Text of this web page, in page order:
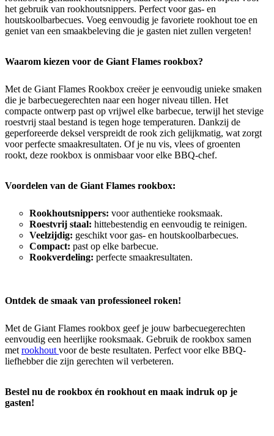
het gebruik van rookhoutsnippers. Perfect voor gas- en
houtskoolbarbecues. Voeg eenvoudig je favoriete rookhout toe en
geniet van een smaakbeleving die je gasten niet zullen vergeten!
Waarom kiezen voor de Giant Flames rookbox?
Met de Giant Flames Rookbox creëer je eenvoudig unieke smaken
die je barbecuegerechten naar een hoger niveau tillen. Het
compacte ontwerp past op vrijwel elke barbecue, terwijl het stevige
roestvrij staal bestand is tegen hoge temperaturen. Dankzij de
geperforeerde deksel verspreidt de rook zich gelijkmatig, wat zorgt
voor perfecte smaakresultaten. Of je nu vis, vlees of groenten
rookt, deze rookbox is onmisbaar voor elke BBQ-chef.
Voordelen van de Giant Flames rookbox:
Rookhoutsnippers: voor authentieke rooksmaak.
Roestvrij staal: hittebestendig en eenvoudig te reinigen.
Veelzijdig: geschikt voor gas- en houtskoolbarbecues.
Compact: past op elke barbecue.
Rookverdeling: perfecte smaakresultaten.
Ontdek de smaak van professioneel roken!
Met de Giant Flames rookbox geef je jouw barbecuegerechten
eenvoudig een heerlijke rooksmaak. Gebruik de rookbox samen
met rookhout voor de beste resultaten. Perfect voor elke BBQ-
liefhebber die zijn gerechten wil verbeteren.
Bestel nu de rookbox én rookhout en maak indruk op je
gasten!